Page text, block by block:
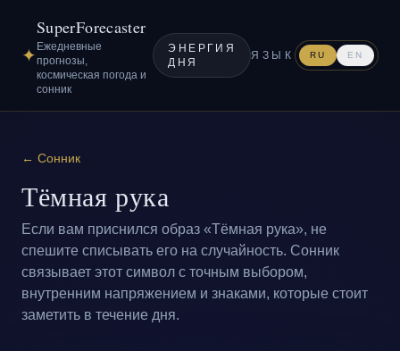
✦
SuperForecaster
Ежедневные
прогнозы,
космическая погода и
сонник
ЭНЕРГИЯ
ДНЯ
ЯЗЫК RU EN
← Сонник
Тёмная рука
Если вам приснился образ «Тёмная рука», не
спешите списывать его на случайность. Сонник
связывает этот символ с точным выбором,
внутренним напряжением и знаками, которые стоит
заметить в течение дня.